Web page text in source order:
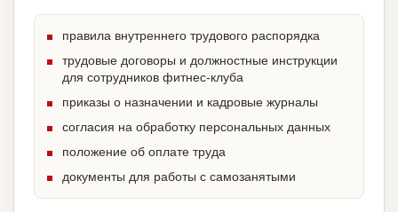
правила внутреннего трудового распорядка
трудовые договоры и должностные инструкции
для сотрудников фитнес-клуба
приказы о назначении и кадровые журналы
согласия на обработку персональных данных
положение об оплате труда
документы для работы с самозанятыми